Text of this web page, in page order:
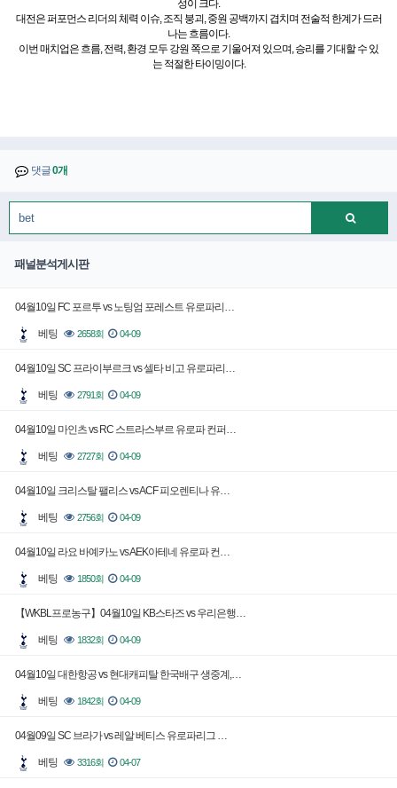
성이 크다.
대전은 퍼포먼스 리더의 체력 이슈, 조직 붕괴, 중원 공백까지 겹치며 전술적 한계가 드러
나는 흐름이다.
이번 매치업은 흐름, 전력, 환경 모두 강원 쪽으로 기울어져 있으며, 승리를 기대할 수 있
는 적절한 타이밍이다.
댓글0개
패널분석게시판
04월10일 FC 포르투 vs 노팅엄 포레스트 유로파리…
베팅 2658회 04-09
04월10일 SC 프라이부르크 vs 셀타 비고 유로파리…
베팅 2791회 04-09
04월10일 마인츠 vs RC 스트라스부르 유로파 컨퍼…
베팅 2727회 04-09
04월10일 크리스탈 팰리스 vs ACF 피오렌티나 유…
베팅 2756회 04-09
04월10일 라요 바예카노 vs AEK아테네 유로파 컨…
베팅 1850회 04-09
【WKBL프로농구】04월10일 KB스타즈 vs 우리은행…
베팅 1832회 04-09
04월10일 대한항공 vs 현대캐피탈 한국배구 생중계,…
베팅 1842회 04-09
04월09일 SC 브라가 vs 레알 베티스 유로파리그 …
베팅 3316회 04-07